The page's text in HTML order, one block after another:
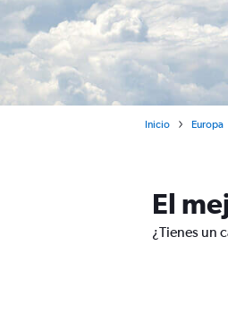
Inicio Europa
El
¿Tienes un